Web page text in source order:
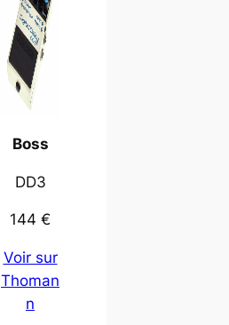
Boss
DD3
144 €
Voir sur
Thoman
n